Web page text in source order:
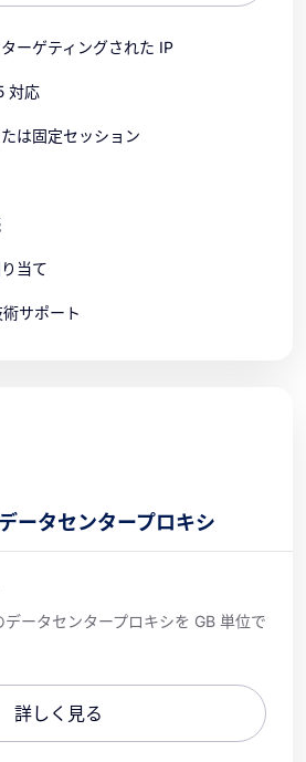
ーゲティングされた IP
対応
は固定セッション
当て
サポート
ータセンタープロキシ
ータセンタープロキシを GB 単位で
詳しく見る